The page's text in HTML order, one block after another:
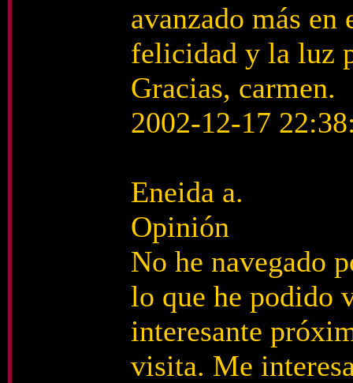
avanzado más
felicidad y la luz
Gracias, carmen.
2002-12-17
Eneida a.
Opinión
No he navegado
lo que he podido
interesante
visita. Me